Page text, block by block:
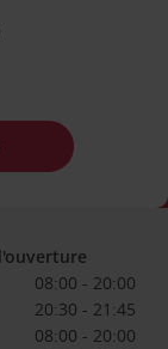
08:00 - 20:00
20:30 - 21:45
08:00 - 20:00